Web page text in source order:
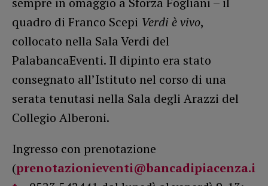
quadro di Franco Scepi Verdi è vivo,
collocato nella Sala Verdi del
PalabancaEventi. Il dipinto era stato
consegnato all’Istituto nel corso di una
serata tenutasi nella Sala degli Arazzi del
Collegio Alberoni.
Ingresso con prenotazione
(prenotazionieventi@bancadipiacenza.i